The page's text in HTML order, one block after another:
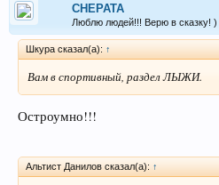
CHEPATA
Люблю людей!!! Верю в сказку! )
Шкура сказал(а): ↑
Вам в спортивный, раздел ЛЫЖИ.
Остроумно!!!
Альтист Данилов сказал(а): ↑